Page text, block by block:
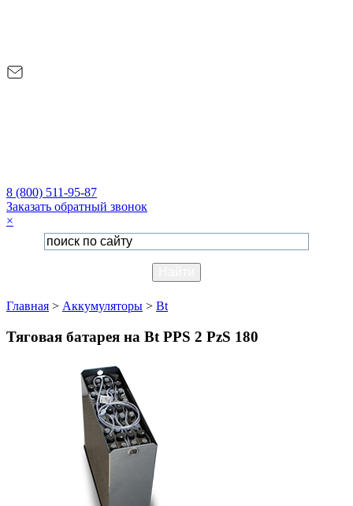
8 (800) 511-95-87
Заказать обратный звонок
×
Главная > Аккумуляторы > Bt
Тяговая батарея на Bt PPS 2 PzS 180